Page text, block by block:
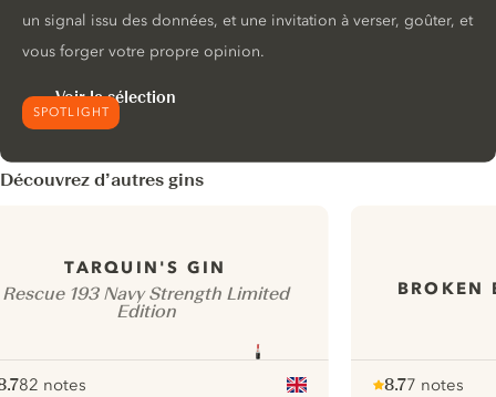
SPOTLIGHT
un signal issu des données, et une invitation à verser, goûter, et
vous forger votre propre opinion.
Voir la sélection
Découvrez d’autres gins
TARQUIN'S GIN
Rescue 193 Navy Strength Limited
Edition
82 notes
BROKEN
8.77 notes